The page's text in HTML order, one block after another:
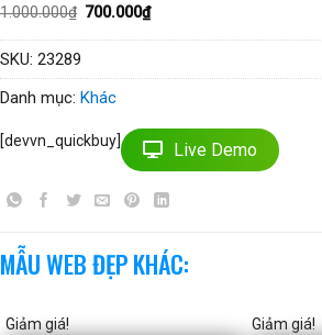
1.000.000₫ Giá
là:
700.000₫Giá
hiện
tại
SKU: 23289
Danh mục: Khác
[devvn_quickbuy] Live Demo
MẪU WEB ĐẸP KHÁC:
Giảm giá! Giảm giá!